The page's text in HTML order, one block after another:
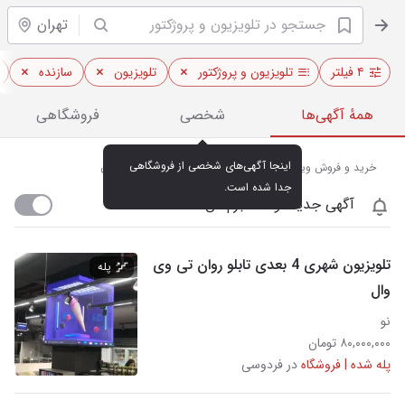
تهران
۴ فیلتر تلویزیون و پروژکتور تلویزیون سازنده
همهٔ آگهی‌ها شخصی فروشگاهی
جدا شده است.
خرید و فروش ویدئو پروژکتور و تلویزیون‌های هوشمند در تهران
آگهی جدید اومد خبرم کن
تلویزیون شهری 4 بعدی تابلو روان تی وی
وال
نو
۸۰,۰۰۰,۰۰۰ تومان
پله شده | فروشگاهدر فردوسی
پله